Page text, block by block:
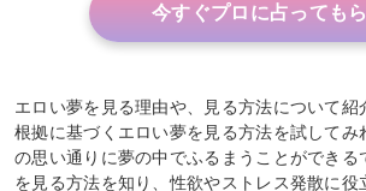
今すぐプロに占っても
エロい夢を見る理由や、見る方法について紹
根拠に基づくエロい夢を見る方法を試してみ
の思い通りに夢の中でふるまうことができる
を見る方法を知り、性欲やストレス発散に役